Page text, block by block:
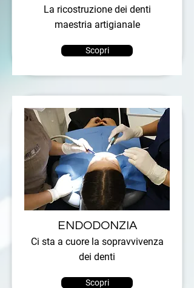
La ricostruzione dei denti
maestria artigianale
Scopri
ENDODONZIA
Ci sta a cuore la sopravvivenza
dei denti
Scopri